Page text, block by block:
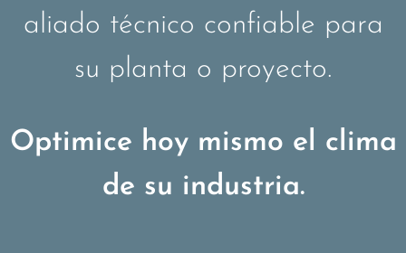
aliado técnico confiable para
su planta o proyecto.
Optimice hoy mismo el clima
de su industria.